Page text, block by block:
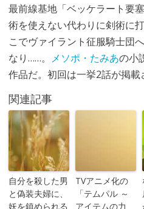
最前線基地「ベッケラート要
術を使えない代わりに剣術に
こでヴァイラント征服騎士団
なり……。 メソポ・たみあの小
作品だ。初回は一挙2話が掲載
関連記事
自分を殺した男
と偽装夫婦に、
妖を鎮められる
TVアニメ化の
「テムパル ～
アイテムの力